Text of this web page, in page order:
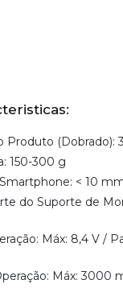
Produto (Dobrado):
150-300 g
< 10
do Suporte de
Máx: 8,4 V /
Máx: 3000